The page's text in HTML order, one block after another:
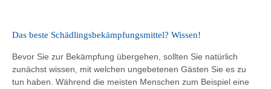
Das beste Schädlingsbekämpfungsmittel? Wissen!
Bevor Sie zur Bekämpfung übergehen, sollten Sie natürlich
zunächst wissen, mit welchen ungebetenen Gästen Sie es zu
tun haben. Während die meisten Menschen zum Beispiel eine